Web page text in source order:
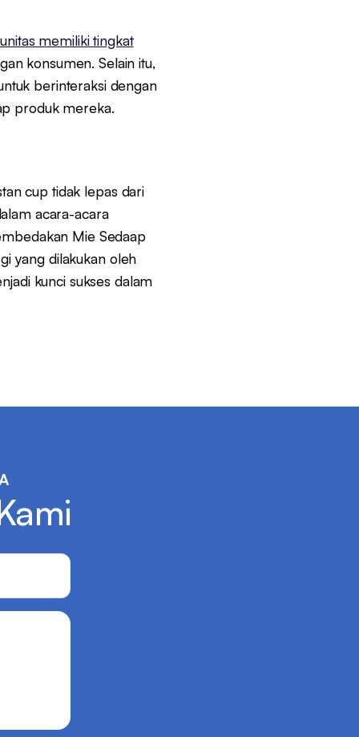
memiliki tingkat
konsumen. Selain itu,
berinteraksi dengan
produk mereka.
cup tidak lepas dari
acara-acara
Mie Sedaap
yang dilakukan oleh
kunci sukses dalam